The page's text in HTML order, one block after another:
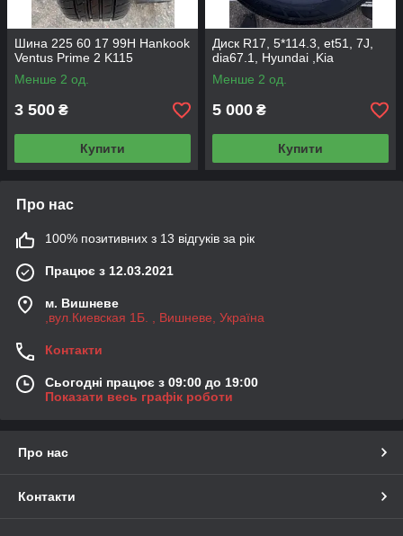
Шина 225 60 17 99H Hankook
Ventus Prime 2 K115
Менше 2 од.
3 500 ₴
Купити
Диск R17, 5*114.3, et51, 7J,
dia67.1, Hyundai ,Kia
Менше 2 од.
5 000 ₴
Купити
Про нас
100% позитивних з 13 відгуків за рік
Працює з 12.03.2021
м. Вишневе
,вул.Киевская 1Б. , Вишневе, Україна
Контакти
Сьогодні працює з 09:00 до 19:00
Показати весь графік роботи
Про нас
Контакти